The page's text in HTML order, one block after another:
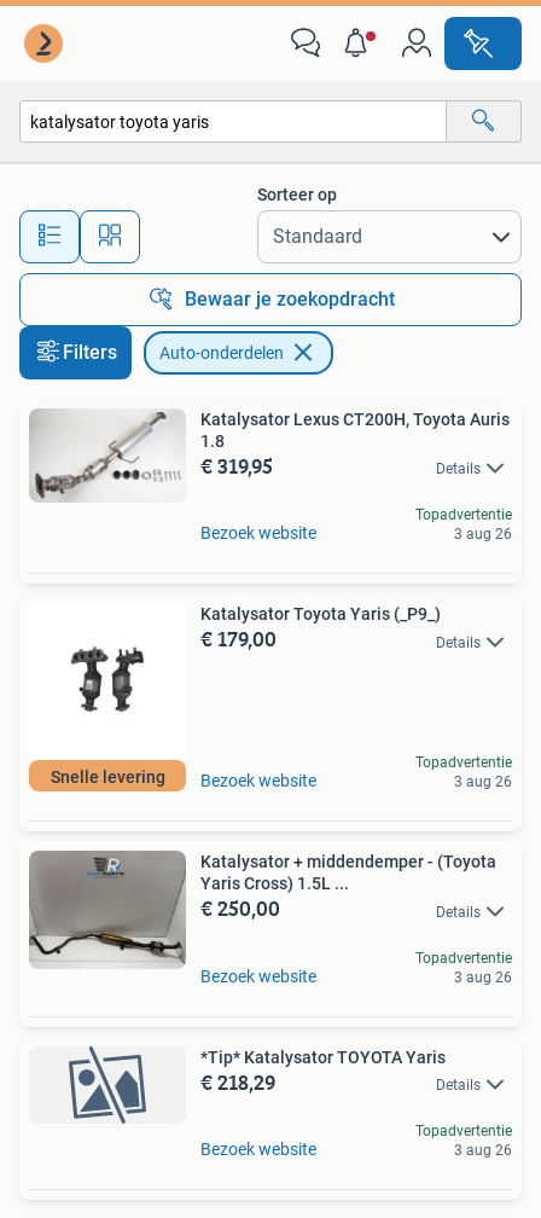
Alle afstanden…
Sorteer op
Bewaar je zoekopdracht
Filters Auto-onderdelen
Katalysator Lexus CT200H, Toyota Auris
1.8
€ 319,95 Details
Bezoek website
Topadvertentie
3 aug 26
Snelle levering
Katalysator Toyota Yaris (_P9_)
€ 179,00 Details
Bezoek website
Topadvertentie
3 aug 26
Katalysator + middendemper - (Toyota
Yaris Cross) 1.5L ...
€ 250,00 Details
Bezoek website
Topadvertentie
3 aug 26
*Tip* Katalysator TOYOTA Yaris
€ 218,29 Details
Bezoek website
Topadvertentie
3 aug 26